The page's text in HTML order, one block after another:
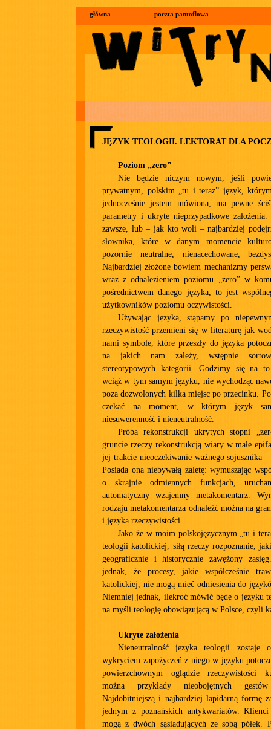
główna poczta pantoflowa
JĘZYK TEOLOGII. LEKTORAT DLA
Poziom „zero”
Nie będzie niczym nowym, jeśli
prywatnym, polskim „tu i teraz” język,
jednocześnie jestem mówiona, ma pewne
parametry i ukryte nieprzypadkowe
zawsze, lub – jak kto woli – najbardziej
słownika, które w danym momencie
pozornie neutralne, nienacechowane,
Najbardziej złożone bowiem mechanizmy
wraz z odnalezieniem poziomu „zero” w
pośrednictwem danego języka, to jest
użytkowników poziomu oczywistości.
Używając języka, stąpamy po
rzeczywistość przemieni się w literaturę jak
nami symbole, które przeszły do języka
na jakich nam zależy, wstępnie
stereotypowych kategorii. Godzimy się na
wciąż w tym samym języku, nie wychodząc
poza dozwolonych kilka miejsc po przecinku.
czekać na moment, w którym język
niesuwerenność i nieneutralność.
Próba rekonstrukcji ukrytych stopni
gruncie rzeczy rekonstrukcją wiary w małe
jej trakcie nieoczekiwanie ważnego sojusznika
Posiada ona niebywałą zaletę: wymuszając
o skrajnie odmiennych funkcjach,
automatyczny wzajemny metakomentarz.
rodzaju metakomentarza odnaleźć można na
i języka rzeczywistości.
Jako że w moim polskojęzycznym „tu i
teologii katolickiej, siłą rzeczy rozpoznanie,
geograficznie i historycznie zawężony
jednak, że procesy, jakie współcześnie
katolickiej, nie mogą mieć odniesienia do
Niemniej jednak, ilekroć mówić będę o języku
na myśli teologię obowiązującą w Polsce, czyli
Ukryte założenia
Nieneutralność języka teologii zostaje
wykryciem zapożyczeń z niego w języku
powierzchownym oglądzie rzeczywistości
można przykłady nieobojętnych gestów
Najdobitniejszą i najbardziej lapidarną formę
jednym z poznańskich antykwariatów.
mogą z dwóch sąsiadujących ze sobą półek.